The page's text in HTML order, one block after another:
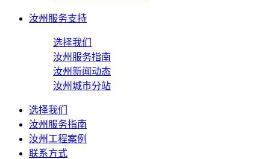
汝州服务支持
选择我们
汝州服务指南
汝州新闻动态
汝州城市分站
选择我们
汝州服务指南
汝州工程案例
联系方式